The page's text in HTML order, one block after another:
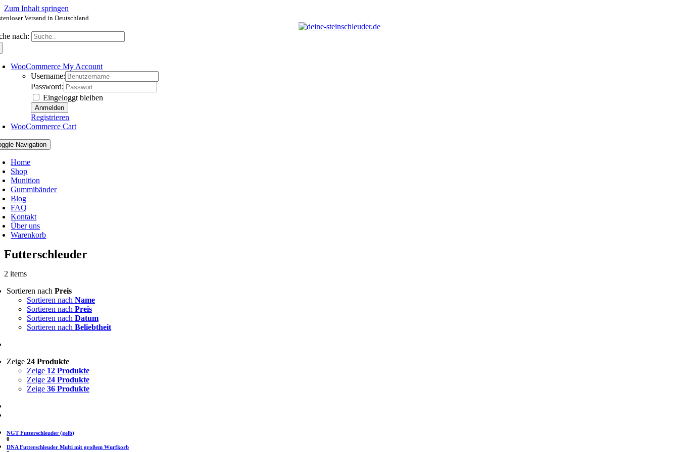
Zum Inhalt springen
Versand in Deutschland
nach:
WooCommerce My Account
Username:
Password:
Eingeloggt bleiben
Registrieren
WooCommerce Cart
Navigation
Home
Shop
Munition
Gummibänder
Blog
FAQ
Kontakt
Über uns
Warenkorb
Futterschleuder
2 items
Sortieren nach Preis
Sortieren nach Name
Sortieren nach Preis
Sortieren nach Datum
Sortieren nach Beliebtheit
Zeige 24 Produkte
Zeige 12 Produkte
Zeige 24 Produkte
Zeige 36 Produkte
NGT Futterschleuder (gelb)
0
DNA Futterschleuder Multi mit großem Wurfkorb